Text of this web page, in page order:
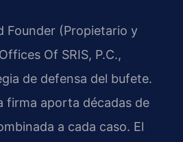
Founder (Propietario y
Of SRIS, P.C.,
de defensa del bufete.
firma aporta décadas de
a cada caso. El